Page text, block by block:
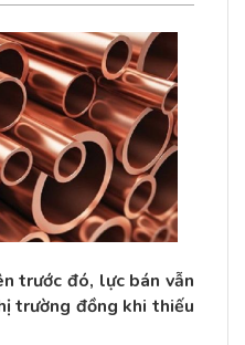
trước đó, lực bán vẫn
trường đồng khi thiếu